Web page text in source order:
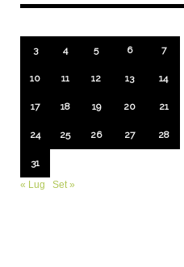
3 4 5 6 7
10 11 12 13 14
17 18 19 20 21
24 25 26 27 28
31
« Lug
Set »